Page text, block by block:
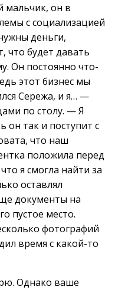
мальчик, он в
с социализацией
деньги,
что будет давать
Он постоянно что-
этот бизнес мы
Сережа, и я… —
по столу. — Я
он так и поступит с
что наш
положила перед
я смогла найти за
оставлял
документы на
пустое место.
фотографий
время с какой-то
Однако ваше